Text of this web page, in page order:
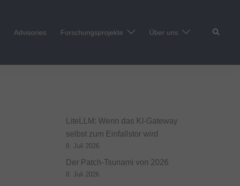
Advisories Forschungsprojekte Über uns Suche
LiteLLM: Wenn das KI-Gateway
selbst zum Einfallstor wird
8. Juli 2026
Der Patch-Tsunami von 2026
8. Juli 2026